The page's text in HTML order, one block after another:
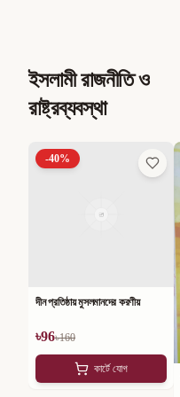
ইসলামী রাজনীতি ও
রাষ্ট্রব্যবস্থা
-40%
দীন প্রতিষ্ঠায় মুসলমানদের করণীয়
৳96৳160
কার্টে যোগ